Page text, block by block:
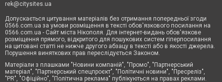
rek@citysites.ua
Допускається цитування матеріалів без отримання попередньої згоди
0566.com.ua за умови розміщення в тексті обов'язкового посилання на
0566.com.ua - Сайт міста Нікополя. Для інтернет-видань обов'язкове
розміщення прямого, відкритого для пошукових систем гіперпосилання
на цитовані статті не нижче другого абзацу в тексті або в якості джерела.
Порушення виняткових прав переслідується Законом.
Матеріали з плашками "Новини компаній", "Промо", "Партнерський
матеріал", "Партнерський спецпроєкт", "Політичні новини", "Пресреліз",
"PR", "Офіційно", "Політична реклама" публікуються на правах реклами.